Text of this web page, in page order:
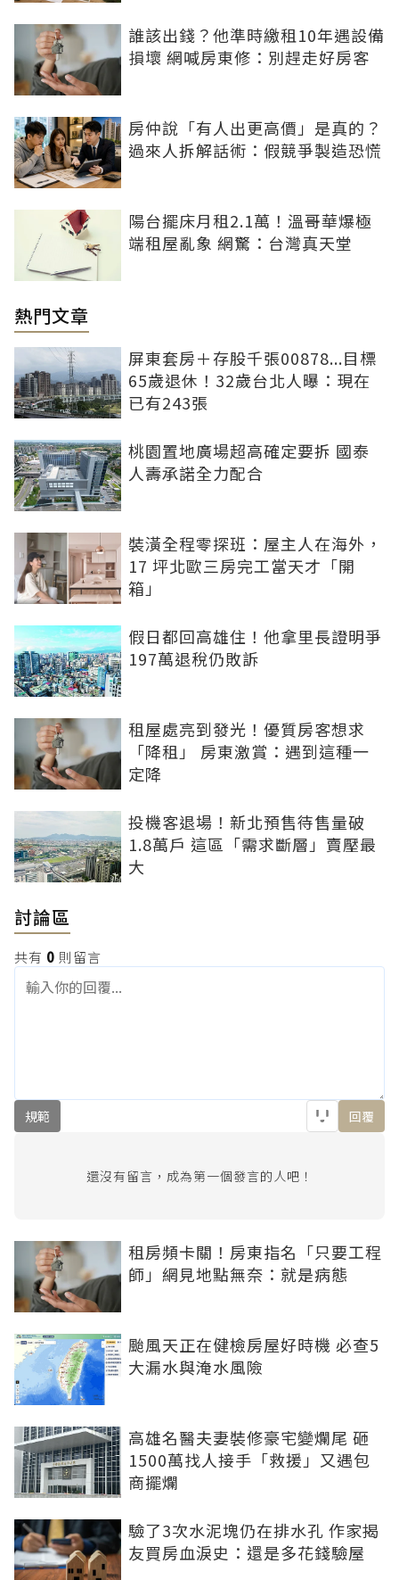
誰該出錢？他準時繳租10年遇設備
損壞 網喊房東修：別趕走好房客
房仲說「有人出更高價」是真的？
過來人拆解話術：假競爭製造恐慌
陽台擺床月租2.1萬！溫哥華爆極
端租屋亂象 網驚：台灣真天堂
熱門文章
屏東套房＋存股千張00878...目標
65歲退休！32歲台北人曝：現在
已有243張
桃園置地廣場超高確定要拆 國泰
人壽承諾全力配合
裝潢全程零探班：屋主人在海外，
17 坪北歐三房完工當天才「開
箱」
假日都回高雄住！他拿里長證明爭
197萬退稅仍敗訴
租屋處亮到發光！優質房客想求
「降租」 房東激賞：遇到這種一
定降
投機客退場！新北預售待售量破
1.8萬戶 這區「需求斷層」賣壓最
大
討論區
共有 0 則留言
規範 回覆
還沒有留言，成為第一個發言的人吧！
租房頻卡關！房東指名「只要工程
師」網見地點無奈：就是病態
颱風天正在健檢房屋好時機 必查5
大漏水與淹水風險
高雄名醫夫妻裝修豪宅變爛尾 砸
1500萬找人接手「救援」又遇包
商擺爛
驗了3次水泥塊仍在排水孔 作家揭
友買房血淚史：還是多花錢驗屋